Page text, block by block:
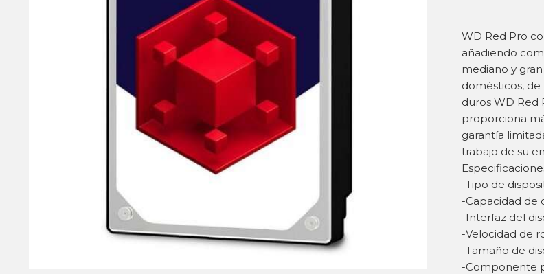
WD Red Pro
añadiendo
mediano y
domésticos,
duros WD Red
proporciona
garantía
trabajo de su
-Tipo de
-Capacidad de
-Interfaz del
-Velocidad de
-Tamaño de
-Componente